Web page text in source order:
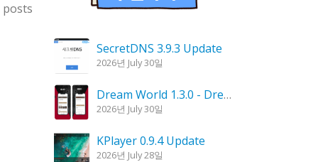
posts
SecretDNS 3.9.3 Update
2026년 July 30일
Dream World 1.3.0 - Dream Interpretation, Dream Analysis
2026년 July 30일
KPlayer 0.9.4 Update
2026년 July 28일